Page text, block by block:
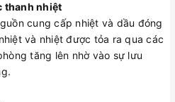
thanh nhiệt
cung cấp nhiệt và dầu đóng
và nhiệt được tỏa ra qua các
tăng lên nhờ vào sự lưu